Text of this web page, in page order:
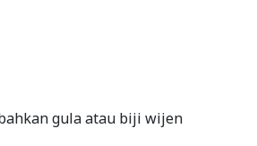
gula atau biji wijen